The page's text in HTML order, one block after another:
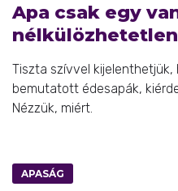
Apa csak egy
nélkülözhetetlen
Tiszta szívvel
bemutatott édesapák,
Nézzük, miért.
APASÁG